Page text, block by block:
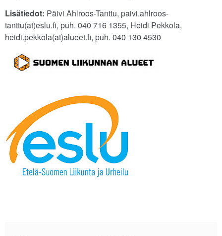
Lisätiedot: Päivi Ahlroos-Tanttu, paivi.ahlroos-
tanttu(at)eslu.fi, puh. 040 716 1355, Heidi Pekkola,
heidi.pekkola(at)alueet.fi, puh. 040 130 4530